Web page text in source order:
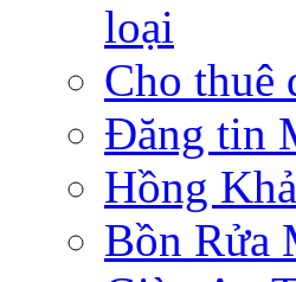
loại
Cho thuê
Đăng tin
Hồng
Bồn Rửa